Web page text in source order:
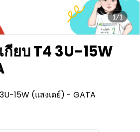
1/1
ยบ T4 3U-15W
15W (แสงเดย์) - GATA